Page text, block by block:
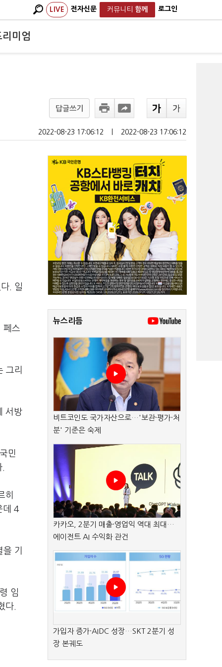
LIVE 전자신문 커뮤니티 함께 로그인
리미엄
답글쓰기
2022-08-23 17:06:12 2022-08-23 17:06:12
. 일
페스
그리
서방
민
히
데 4
기
임
다.
뉴스리듬
비트코인도 국가자산으로…'보관·평가·처
분' 기준은 숙제
카카오, 2분기 매출·영업익 역대 최대…
에이전트 AI 수익화 관건
가입자 증가·AIDC 성장…SKT 2분기 성
장 본궤도